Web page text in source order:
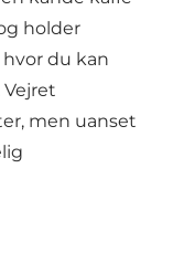
holder
du kan
men uanset